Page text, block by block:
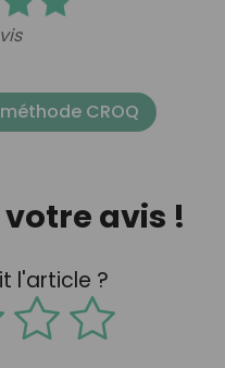
CROQ
avis !
l'article ?